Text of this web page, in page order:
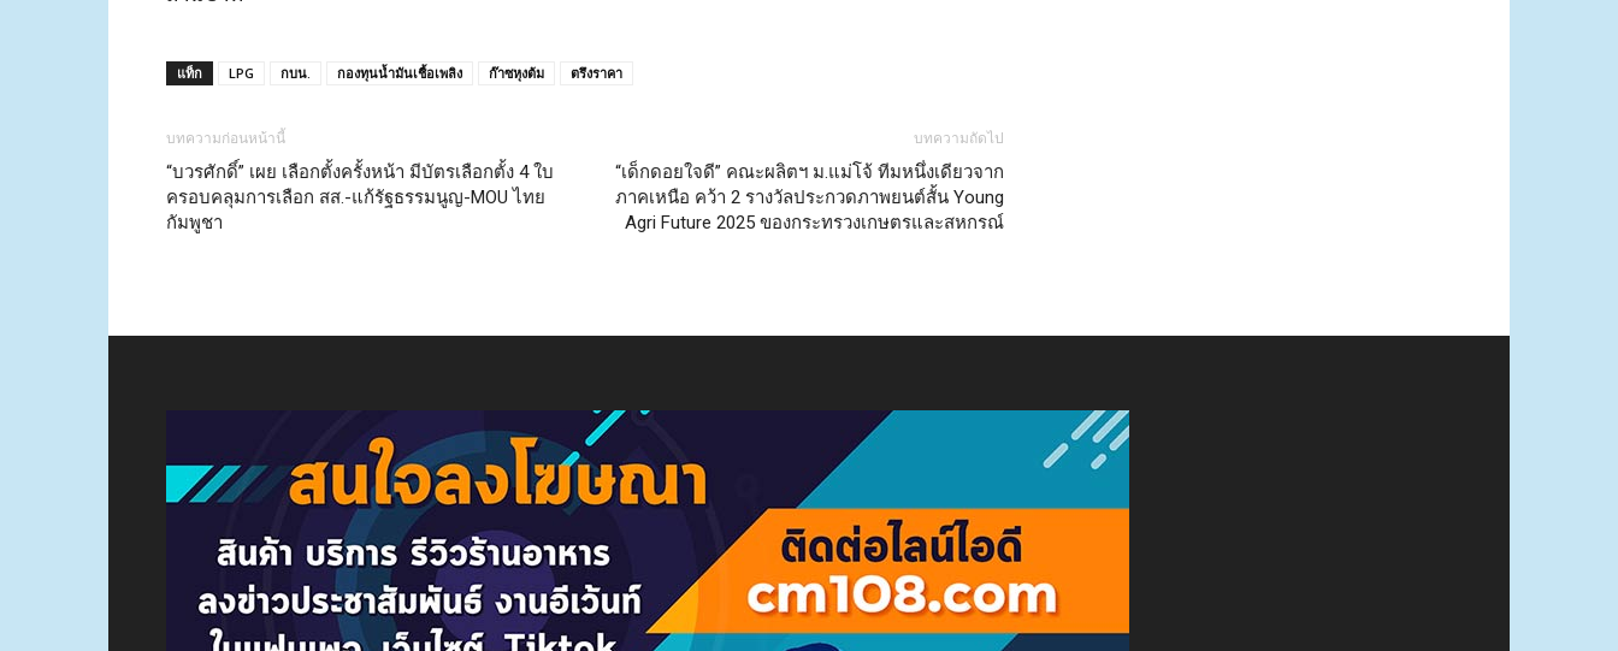
แท็ก LPG กบน. กองทุนน้ำมันเชื้อเพลิง ก๊าซหุงต้ม ตรึงราคา
บทความก่อนหน้านี้
“บวรศักดิ์” เผย เลือกตั้งครั้งหน้า มีบัตรเลือกตั้ง 4 ใบ
ครอบคลุมการเลือก สส.-แก้รัฐธรรมนูญ-MOU ไทย
กัมพูชา
บทความถัดไป
“เด็กดอยใจดี” คณะผลิตฯ ม.แม่โจ้ ทีมหนึ่งเดียวจาก
ภาคเหนือ คว้า 2 รางวัลประกวดภาพยนต์สั้น Young
Agri Future 2025 ของกระทรวงเกษตรและสหกรณ์